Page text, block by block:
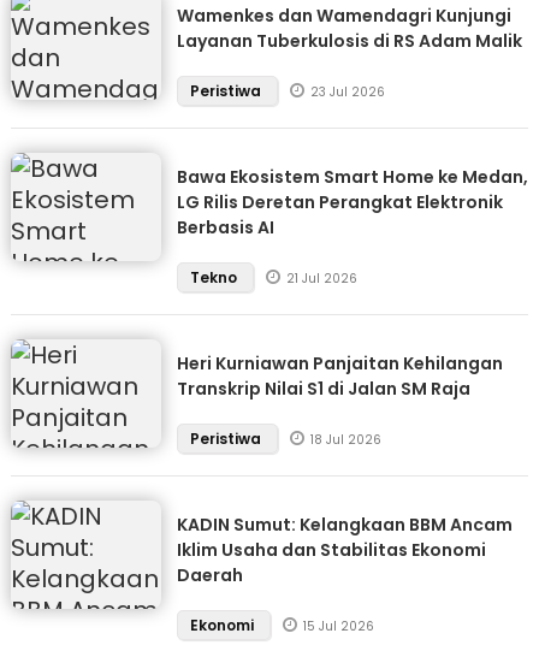
Wamenkes dan Wamendagri Kunjungi
Layanan Tuberkulosis di RS Adam Malik
Peristiwa 23 Jul 2026
Bawa Ekosistem Smart Home ke Medan,
LG Rilis Deretan Perangkat Elektronik
Berbasis AI
Tekno 21 Jul 2026
Heri Kurniawan Panjaitan Kehilangan
Transkrip Nilai S1 di Jalan SM Raja
Peristiwa 18 Jul 2026
KADIN Sumut: Kelangkaan BBM Ancam
Iklim Usaha dan Stabilitas Ekonomi
Daerah
Ekonomi 15 Jul 2026